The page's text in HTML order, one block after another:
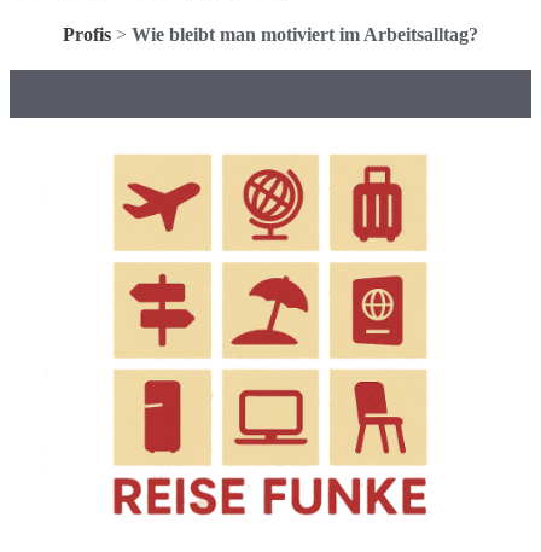
Profis > Wie bleibt man motiviert im Arbeitsalltag?